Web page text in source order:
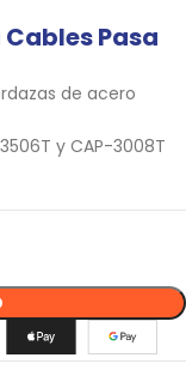
Pasa
de acero
y CAP-3008T